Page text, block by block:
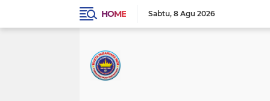
HOME Sabtu 8 Agu 2026